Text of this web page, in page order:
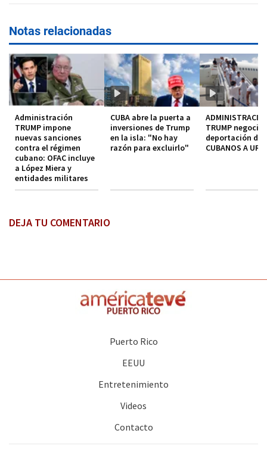
Notas relacionadas
Administración
TRUMP impone
nuevas sanciones
contra el régimen
cubano: OFAC incluye
a López Miera y
entidades militares
CUBA abre la puerta a
inversiones de Trump
en la isla: "No hay
razón para excluirlo"
TRUMP negocia
deportación de
CUBANOS A
DEJA TU COMENTARIO
Puerto Rico
EEUU
Entretenimiento
Videos
Contacto